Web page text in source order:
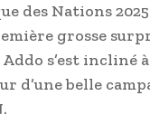
des Nations
grosse
s’est incliné
d’une belle